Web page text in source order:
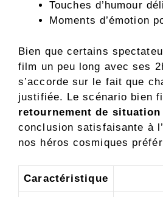
Touches d’humour
Moments d’émotion
Bien que certains
film un peu long avec ses
s’accorde sur le fait que
justifiée. Le scénario bien
retournement de
conclusion satisfaisante à
nos héros cosmiques
Caractéristique